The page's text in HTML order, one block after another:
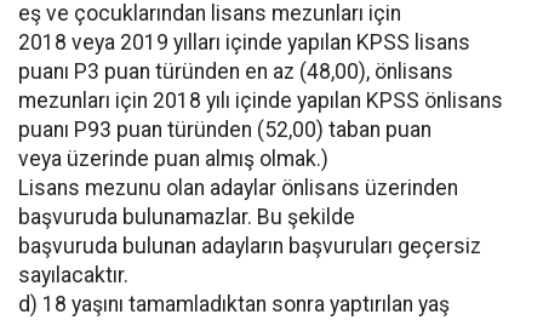
eş ve çocuklarından lisans mezunları için
2018 veya 2019 yılları içinde yapılan KPSS lisans
puanı P3 puan türünden en az (48,00), önlisans
mezunları için 2018 yılı içinde yapılan KPSS önlisans
puanı P93 puan türünden (52,00) taban puan
veya üzerinde puan almış olmak.)
Lisans mezunu olan adaylar önlisans üzerinden
başvuruda bulunamazlar. Bu şekilde
başvuruda bulunan adayların başvuruları geçersiz
sayılacaktır.
d) 18 yaşını tamamladıktan sonra yaptırılan yaş